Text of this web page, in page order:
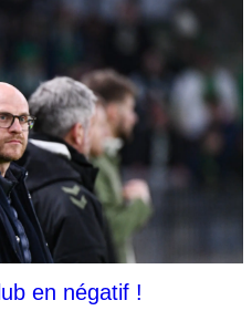
en négatif !